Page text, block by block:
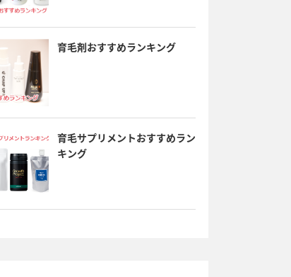
育毛剤おすすめランキング
育毛サプリメントおすすめラン
キング